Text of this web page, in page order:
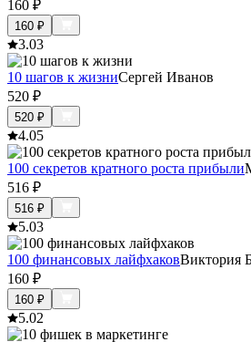
160 ₽
160 ₽
3.03
10 шагов к жизниСергей Иванов
520 ₽
520 ₽
4.05
100 секретов кратного роста прибыли
516 ₽
516 ₽
5.03
100 финансовых лайфхаковВиктория
160 ₽
160 ₽
5.02